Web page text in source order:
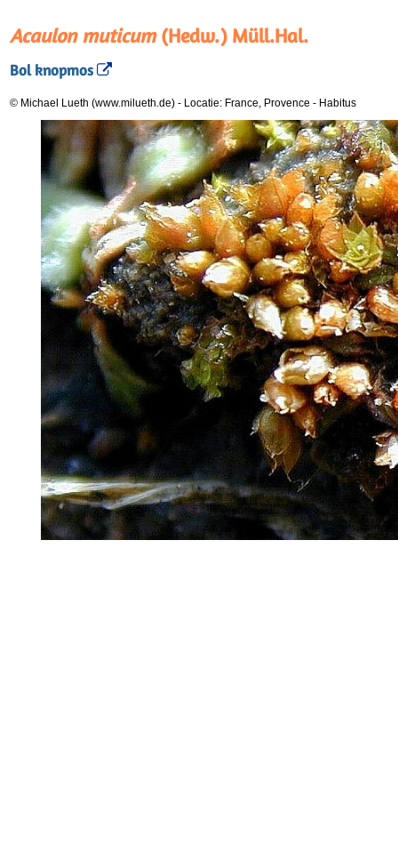
Acaulon muticum(Hedw.) Müll.Hal.
Bol knopmos
© Michael Lueth (www.milueth.de) - Locatie: France, Provence - Habitus